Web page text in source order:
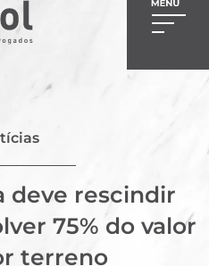
deve rescindir
75% do valor
terreno